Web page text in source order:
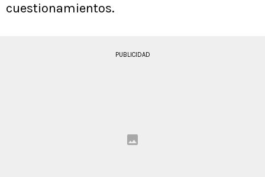
cuestionamientos.
PUBLICIDAD